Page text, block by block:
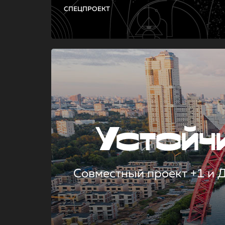
СПЕЦПРОЕКТ
Совместный проект +1 и